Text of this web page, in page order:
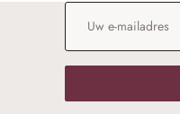
E-mailadres